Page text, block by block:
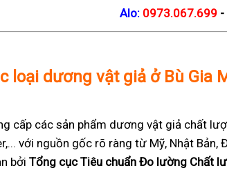
Alo: 0973.067.699 -
loại dương vật giả ở Bù Gia
cấp các sản phẩm dương vật giả chất
với nguồn gốc rõ ràng từ Mỹ, Nhật
bởi Tổng cục Tiêu chuẩn Đo lường Chất